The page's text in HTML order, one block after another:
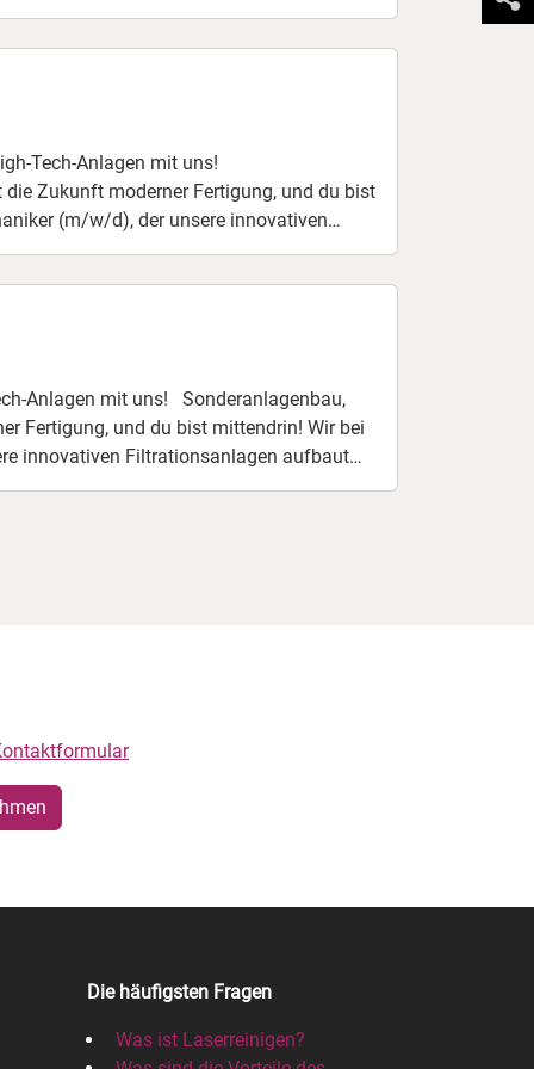
du Technik liebst, gern mit modernen
im Maschinen-
Tech-Anlagen mit uns!
Zukunft moderner Fertigung, und du bist
durchführt. Wenn du Technik
im Maschinen-
Sonderanlagenbau,
und du bist mittendrin! Wir bei
innovativen Filtrationsanlagen aufbaut
du Technik liebst, gern mit modernen
im Maschinen-
Die häufigsten Fragen
Was ist Laserreinigen?